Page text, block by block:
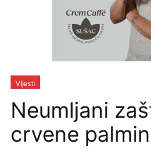
Vijesti
Neumljani
crvene